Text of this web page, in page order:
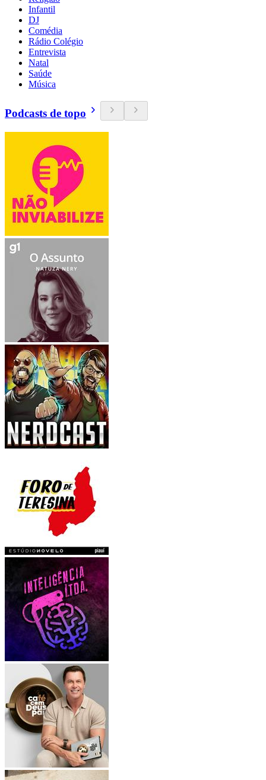
Infantil
DJ
Comédia
Rádio Colégio
Entrevista
Natal
Saúde
Música
Podcasts de topo